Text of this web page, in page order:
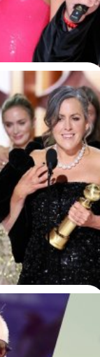
–
อดเยี่ยม
โรเบิร์ต ดาวนีย์ จู
แสดงภาพยนตร์
ง ควรให้
ใน ‘Killers